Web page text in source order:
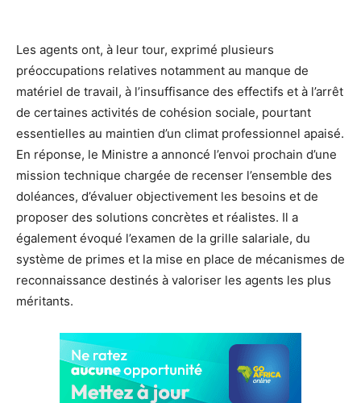
Les agents ont, à leur tour, exprimé plusieurs
préoccupations relatives notamment au manque de
matériel de travail, à l’insuffisance des effectifs et à l’arrêt
de certaines activités de cohésion sociale, pourtant
essentielles au maintien d’un climat professionnel apaisé.
En réponse, le Ministre a annoncé l’envoi prochain d’une
mission technique chargée de recenser l’ensemble des
doléances, d’évaluer objectivement les besoins et de
proposer des solutions concrètes et réalistes. Il a
également évoqué l’examen de la grille salariale, du
système de primes et la mise en place de mécanismes de
reconnaissance destinés à valoriser les agents les plus
méritants.